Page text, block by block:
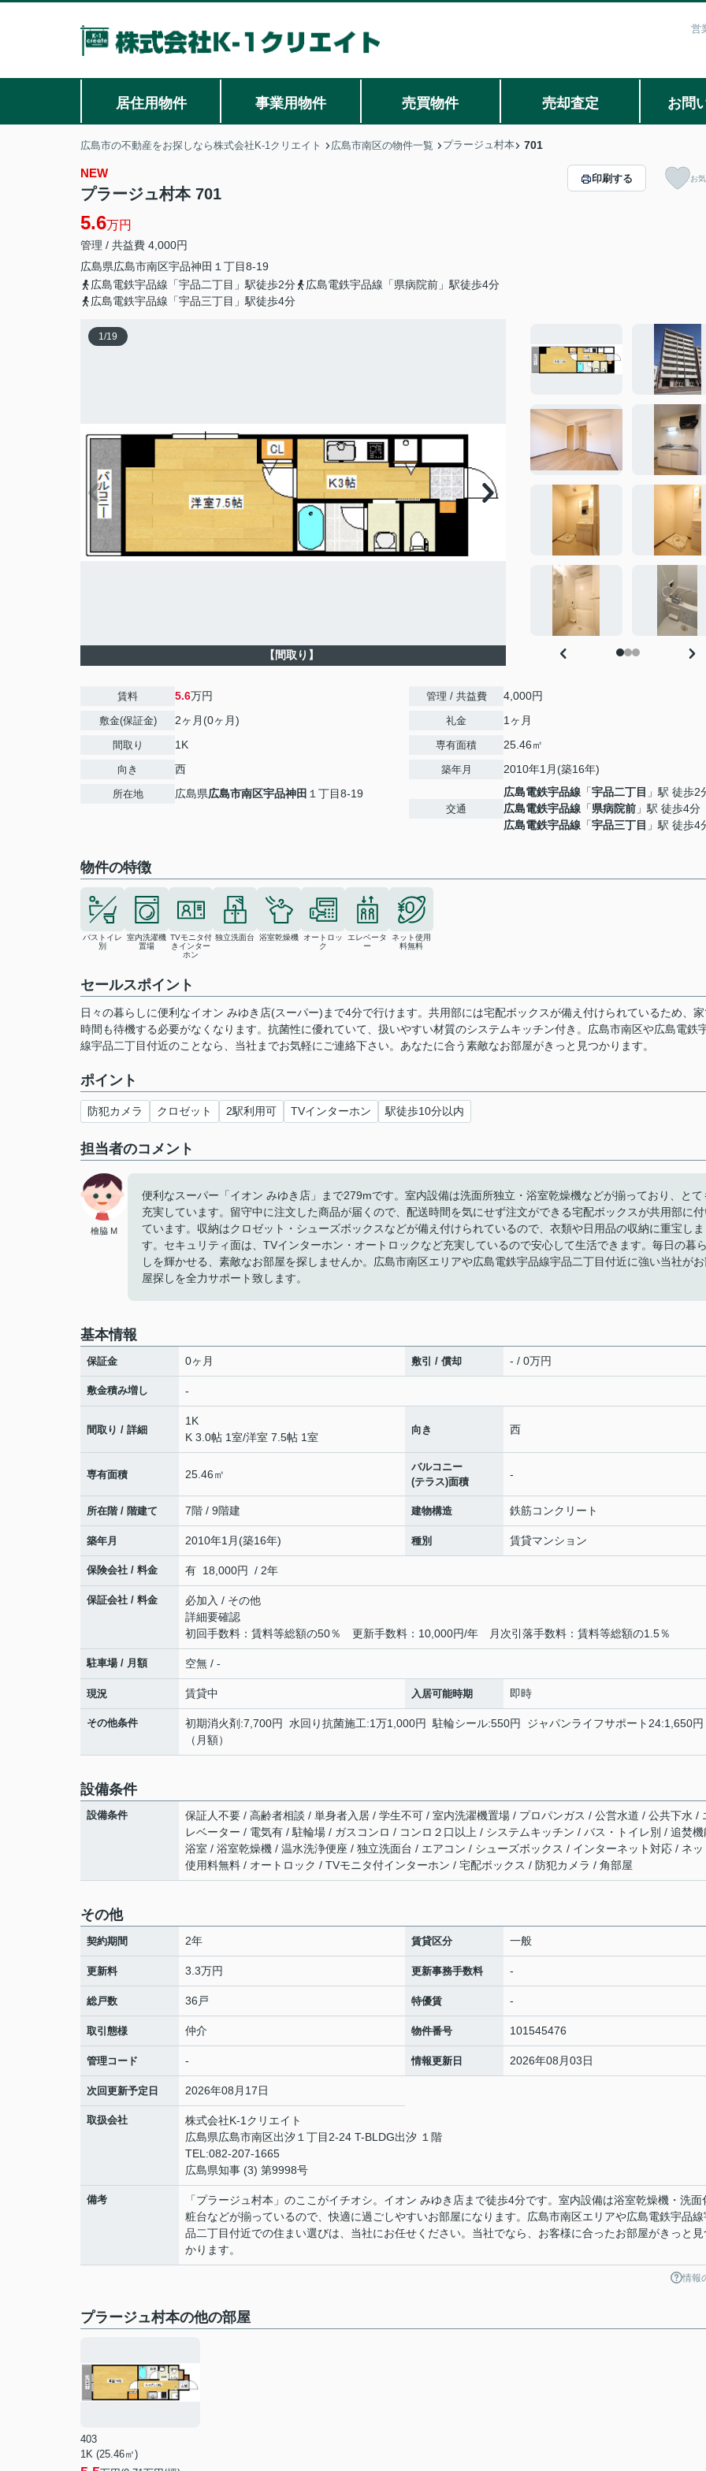
営
居住用物件 事業用物件 売買物件 売却査定 お問
広島市の不動産をお探しなら株式会社K-1クリエイト 広島市南区の物件一覧 プラージュ村本 701
NEW
プラージュ村本 701
5.6万円
管理 / 共益費 4,000円
広島県広島市南区宇品神田 １丁目8-19
広島電鉄宇品線「宇品二丁目」駅徒歩2分
広島電鉄宇品線「県病院前」駅徒歩4分
広島電鉄宇品線「宇品三丁目」駅徒歩4分
印刷する お
1/19
【間取り】
賃料 5.6万円
敷金(保証金) 2ヶ月(0ヶ月)
間取り 1K
向き 西
所在地 広島県広島市南区宇品神田 １丁目8-19
管理 / 共益費 4,000円
礼金 1ヶ月
専有面積 25.46㎡
築年月 2010年1月(築16年)
交通
広島電鉄宇品線 「宇品二丁目 」駅 徒歩2
広島電鉄宇品線 「県病院前 」駅 徒歩4分
広島電鉄宇品線 「宇品三丁目 」駅 徒歩4
物件の特徴
バストイレ
別
室内洗濯機
置場
TVモニタ付
きインター
ホン
独立洗面台 浴室乾燥機
オートロッ
ク
エレベータ
ー
ネット使用
料無料
セールスポイント
日々の暮らしに便利なイオン みゆき店(スーパー)まで4分で行けます。共用部には宅配ボックスが備え付けられているため、
時間も待機する必要がなくなります。抗菌性に優れていて、扱いやすい材質のシステムキッチン付き。広島市南区や広島電鉄
線宇品二丁目付近のことなら、当社までお気軽にご連絡下さい。あなたに合う素敵なお部屋がきっと見つかります。
ポイント
防犯カメラ クロゼット 2駅利用可 TVインターホン 駅徒歩10分以内
担当者のコメント
檜脇 M
便利なスーパー「イオン みゆき店」まで279mです。室内設備は洗面所独立・浴室乾燥機などが揃っており、とて
充実しています。留守中に注文した商品が届くので、配送時間を気にせず注文ができる宅配ボックスが共用部に
ています。収納はクロゼット・シューズボックスなどが備え付けられているので、衣類や日用品の収納に重宝しま
す。セキュリティ面は、TVインターホン・オートロックなど充実しているので安心して生活できます。毎日の暮ら
しを輝かせる、素敵なお部屋を探しませんか。広島市南区エリアや広島電鉄宇品線宇品二丁目付近に強い当社がお
屋探しを全力サポート致します。
基本情報
保証金 0ヶ月 敷引 / 償却 - / 0万円
敷金積み増し -
間取り / 詳細
1K
K 3.0帖 1室/洋室 7.5帖 1室
向き 西
専有面積 25.46㎡
バルコニー
(テラス)面積
-
所在階 / 階建て 7階 / 9階建 建物構造 鉄筋コンクリート
築年月 2010年1月(築16年) 種別 賃貸マンション
保険会社 / 料金 有 18,000円 / 2年
保証会社 / 料金
必加入 / その他
詳細要確認
初回手数料：賃料等総額の50％ 更新手数料：10,000円/年 月次引落手数料：賃料等総額の1.5％
駐車場 / 月額 空無 / -
現況 賃貸中 入居可能時期 即時
その他条件
初期消火剤:7,700円 水回り抗菌施工:1万1,000円 駐輪シール:550円 ジャパンライフサポート24:1,650円
（月額）
設備条件
設備条件
保証人不要 / 高齢者相談 / 単身者入居 / 学生不可 / 室内洗濯機置場 / プロパンガス / 公営水道 / 公共下水 /
レベーター / 電気有 / 駐輪場 / ガスコンロ / コンロ２口以上 / システムキッチン / バス・トイレ別 / 追焚機
浴室 / 浴室乾燥機 / 温水洗浄便座 / 独立洗面台 / エアコン / シューズボックス / インターネット対応 / ネッ
使用料無料 / オートロック / TVモニタ付インターホン / 宅配ボックス / 防犯カメラ / 角部屋
その他
契約期間 2年 賃貸区分 一般
更新料 3.3万円 更新事務手数料 -
総戸数 36戸 特優賃 -
取引態様 仲介 物件番号 101545476
管理コード - 情報更新日 2026年08月03日
次回更新予定日 2026年08月17日
取扱会社
株式会社K-1クリエイト
広島県広島市南区出汐１丁目2-24 T-BLDG出汐 １階
TEL:082-207-1665
広島県知事 (3) 第9998号
備考
「プラージュ村本」のここがイチオシ。イオン みゆき店まで徒歩4分です。室内設備は浴室乾燥機・洗面
粧台などが揃っているので、快適に過ごしやすいお部屋になります。広島市南区エリアや広島電鉄宇品線
品二丁目付近での住まい選びは、当社にお任せください。当社でなら、お客様に合ったお部屋がきっと見
かります。
情報
プラージュ村本の他の部屋
403
1K (25.46㎡)